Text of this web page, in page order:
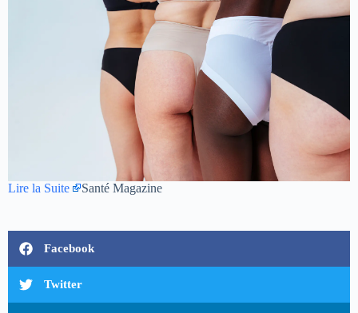
Lire la Suite Santé Magazine
Facebook
Twitter